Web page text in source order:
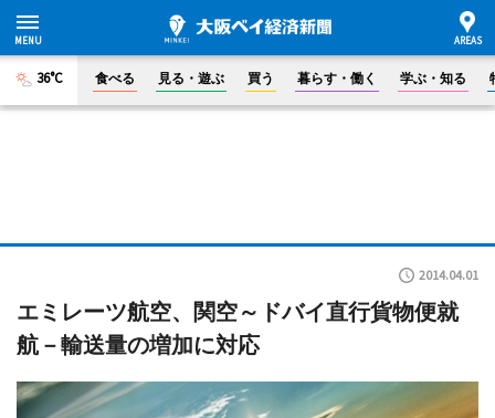
36°C 食べる 見る・遊ぶ 買う 暮らす・働く 学ぶ・知る
2014.04.01
エミレーツ航空、関空～ドバイ直行貨物便就
航－輸送量の増加に対応